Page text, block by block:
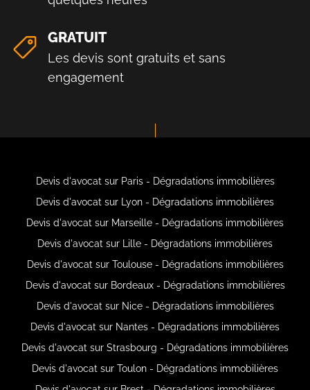
GRATUIT
Les devis sont gratuits et sans
engagement
Devis d'avocat sur Paris - Dégradations immobilières
Devis d'avocat sur Lyon - Dégradations immobilières
Devis d'avocat sur Marseille - Dégradations immobilières
Devis d'avocat sur Lille - Dégradations immobilières
Devis d'avocat sur Toulouse - Dégradations immobilières
Devis d'avocat sur Bordeaux - Dégradations immobilières
Devis d'avocat sur Nice - Dégradations immobilières
Devis d'avocat sur Nantes - Dégradations immobilières
Devis d'avocat sur Strasbourg - Dégradations immobilières
Devis d'avocat sur Toulon - Dégradations immobilières